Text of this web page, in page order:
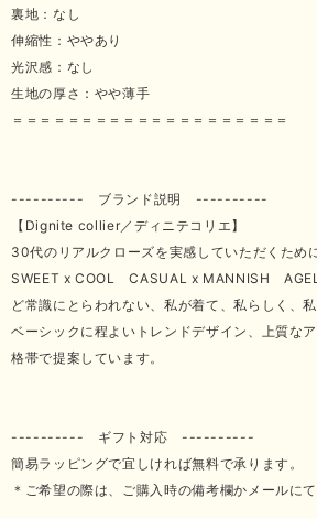
裏地：なし
伸縮性：ややあり
光沢感：なし
生地の厚さ：やや薄手
＝＝＝＝＝＝＝＝＝＝＝＝＝＝＝＝＝＝＝＝
---------- ブランド説明 ----------
【Dignite collier／ディニテコリエ】
30代のリアルクローズを実感していただくため
SWEET x COOL CASUAL x MANNISH
ど常識にとらわれない、私が着て、私らしく、
ベーシックに程よいトレンドデザイン、上質な
格帯で提案しています。
---------- ギフト対応 ----------
簡易ラッピングで宜しければ無料で承ります。
＊ご希望の際は、ご購入時の備考欄かメールに